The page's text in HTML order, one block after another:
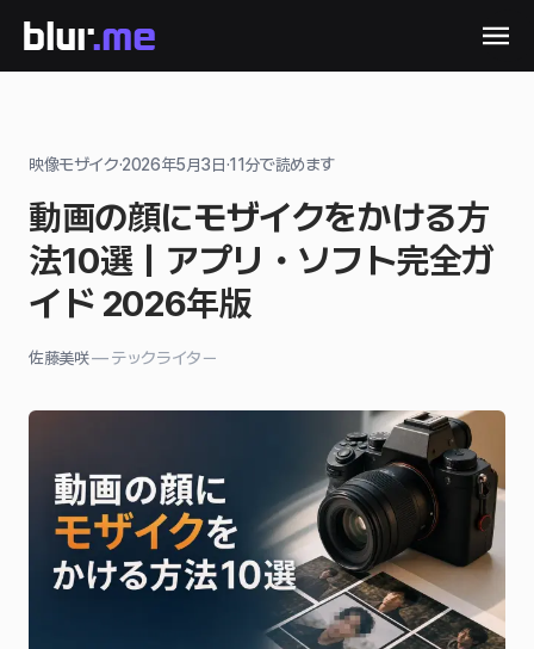
映像モザイク·2026年5月3日·11分で読めます
動画の顔にモザイクをかける方
法10選｜アプリ・ソフト完全ガ
イド 2026年版
佐藤美咲—テックライター